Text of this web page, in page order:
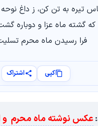
تیره به تن کن، ز داغ
که گشته ماه عزا و دوباره
فرا رسیدن ماه محرم
کپی اشتراک
عکس نوشته ماه محرم